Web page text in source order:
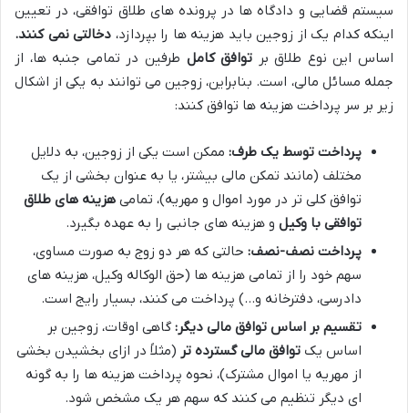
سیستم قضایی و دادگاه ها در پرونده های طلاق توافقی، در تعیین
اینکه کدام یک از زوجین باید هزینه ها را بپردازد، دخالتی نمی کنند.
اساس این نوع طلاق بر توافق کامل طرفین در تمامی جنبه ها، از
جمله مسائل مالی، است. بنابراین، زوجین می توانند به یکی از اشکال
زیر بر سر پرداخت هزینه ها توافق کنند:
پرداخت توسط یک طرف: ممکن است یکی از زوجین، به دلایل
مختلف (مانند تمکن مالی بیشتر، یا به عنوان بخشی از یک
توافق کلی تر در مورد اموال و مهریه)، تمامی هزینه های طلاق
توافقی با وکیل و هزینه های جانبی را به عهده بگیرد.
پرداخت نصف-نصف: حالتی که هر دو زوج به صورت مساوی،
سهم خود را از تمامی هزینه ها (حق الوکاله وکیل، هزینه های
دادرسی، دفترخانه و…) پرداخت می کنند، بسیار رایج است.
تقسیم بر اساس توافق مالی دیگر: گاهی اوقات، زوجین بر
اساس یک توافق مالی گسترده تر (مثلاً در ازای بخشیدن بخشی
از مهریه یا اموال مشترک)، نحوه پرداخت هزینه ها را به گونه
ای دیگر تنظیم می کنند که سهم هر یک مشخص شود.